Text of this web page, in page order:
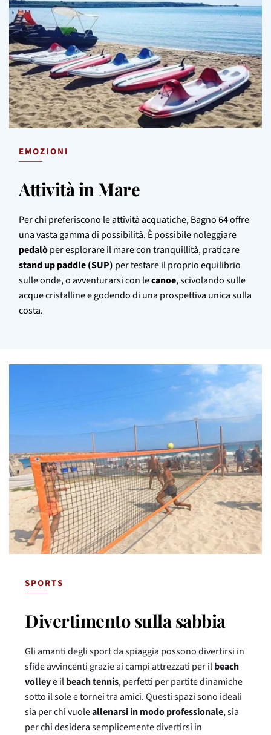
EMOZIONI
Attività in Mare
Per chi preferiscono le attività acquatiche, Bagno 64 offre
una vasta gamma di possibilità. È possibile noleggiare
pedalòper esplorare il mare con tranquillità, praticare
stand up paddle (SUP) per testare il proprio equilibrio
sulle onde, o avventurarsi con lecanoe, scivolando sulle
acque cristalline e godendo di una prospettiva unica sulla
costa.
SPORTS
Divertimento sulla sabbia
Gli amanti degli sport da spiaggia possono divertirsi in
sfide avvincenti grazie ai campi attrezzati per ilbeach
volleye ilbeach tennis, perfetti per partite dinamiche
sotto il sole e tornei tra amici. Questi spazi sono ideali
sia per chi vuoleallenarsi in modo professionale, sia
per chi desidera semplicemente divertirsi in